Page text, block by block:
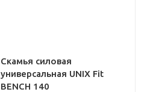
Скамья силовая
универсальная UNIX Fit
BENCH 140